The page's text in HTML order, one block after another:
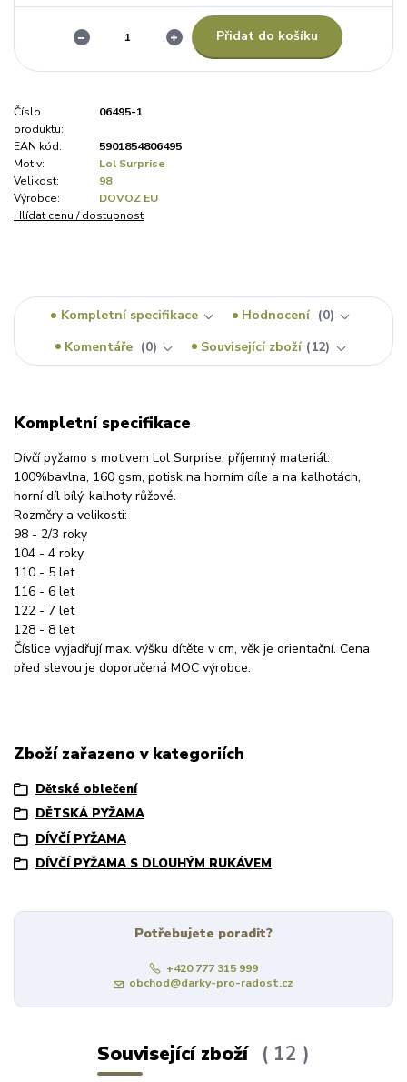
Přidat do košíku
Číslo
produktu:
06495-1
EAN kód:
5901854806495
Motiv:
Lol Surprise
Velikost:
98
Výrobce:
DOVOZ EU
Hlídat cenu / dostupnost
Kompletní specifikace Hodnocení
0
Komentáře
0 Související zboží 12
Kompletní specifikace
Dívčí pyžamo s motivem Lol Surprise, příjemný materiál:
100%bavlna, 160 gsm, potisk na horním díle a na kalhotách,
horní díl bílý, kalhoty růžové.
Rozměry a velikosti:
98 - 2/3 roky
104 - 4 roky
110 - 5 let
116 - 6 let
122 - 7 let
128 - 8 let
Číslice vyjadřují max. výšku dítěte v cm, věk je orientační. Cena
před slevou je doporučená MOC výrobce.
Zboží zařazeno v kategoriích
Dětské oblečení
DĚTSKÁ PYŽAMA
DÍVČÍ PYŽAMA
DÍVČÍ PYŽAMA S DLOUHÝM RUKÁVEM
Potřebujete poradit?
+420 777 315 999
obchod@darky-pro-radost.cz
Související zboží 12